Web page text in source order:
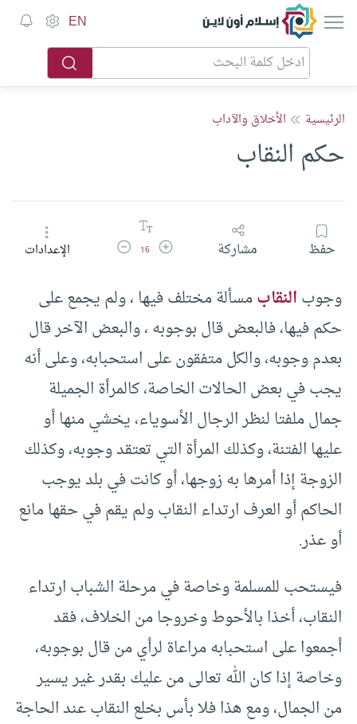
إسلام أون لاين EN
الرئيسية الأخلاق والآداب
حكم النقاب
حفظ مشاركة زيادة حجم الخط
16 تقليل حجم الخطالإعدادات
وجوبالنقابمسألة مختلف فيها ، ولم يجمع على
حكم فيها، فالبعض قال بوجوبه ، والبعض الآخر قال
بعدم وجوبه، والكل متفقون على استحبابه، وعلى أنه
يجب في بعض الحالات الخاصة، كالمرأة الجميلة
جمال ملفتا لنظر الرجال الأسوياء، يخشي منها أو
عليها الفتنة، وكذلك المرأة التي تعتقد وجوبه، وكذلك
الزوجة إذا أمرها به زوجها، أو كانت في بلد يوجب
الحاكم أو العرف ارتداء النقاب ولم يقم في حقها مانع
أو عذر.
فيستحب للمسلمة وخاصة في مرحلة الشباب ارتداء
النقاب، أخذا بالأحوط وخروجا من الخلاف، فقد
أجمعوا على استحبابه مراعاة لرأي من قال بوجوبه،
وخاصة إذا كان الله تعالى من عليك بقدر غير يسير
من الجمال، ومع هذا فلا بأس بخلع النقاب عند الحاجة